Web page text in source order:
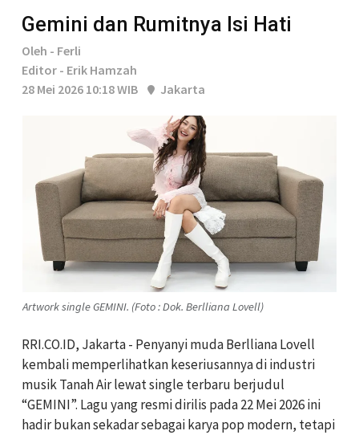
Gemini dan Rumitnya Isi Hati
Oleh - Ferli
Editor - Erik Hamzah
28 Mei 2026 10:18 WIB
Jakarta
Artwork single GEMINI. (Foto : Dok. Berlliana Lovell)
RRI.CO.ID, Jakarta - Penyanyi mudaBerlliana Lovell
kembali memperlihatkan keseriusannya di industri
musik Tanah Air lewat single terbaru berjudul
“GEMINI”. Lagu yang resmi dirilis pada 22 Mei 2026 ini
hadir bukan sekadar sebagai karya pop modern, tetapi